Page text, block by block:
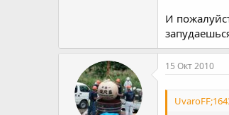
И
15 Окт 2010